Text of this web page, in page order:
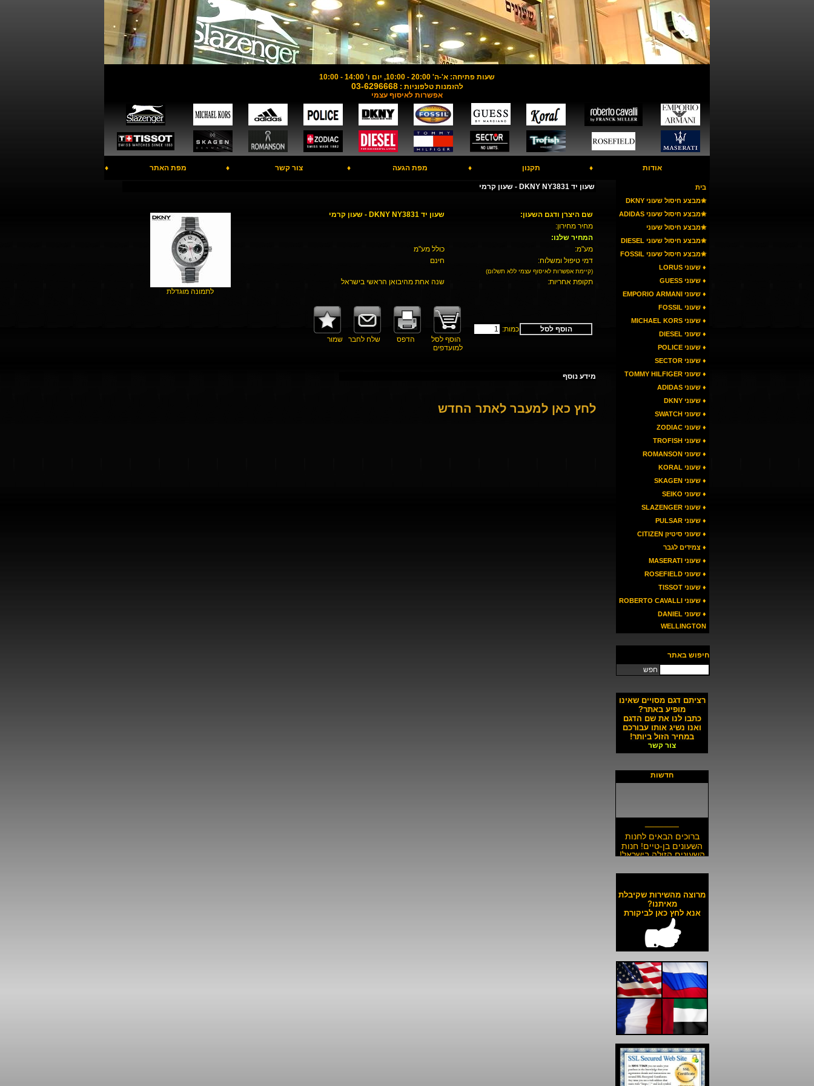
שעות פתיחה: א'-ה' 20:00 - 10:00, יום ו' 14:00 - 10:00
להזמנות טלפוניות :03-6296668
אפשרות לאיסוף עצמי
אודות ♦ תקנון ♦ מפת הגעה ♦ צור קשר ♦ מפת האתר ♦
בית
✬מבצע חיסול שעוני DKNY
✬מבצע חיסול שעוני ADIDAS
✬מבצע חיסול שעוני
ARMANI
✬מבצע חיסול שעוני DIESEL
✬מבצע חיסול שעוני FOSSIL
♦ שעוני LORUS
♦ שעוני GUESS
♦ שעוני EMPORIO ARMANI
♦ שעוני FOSSIL
♦ שעוני MICHAEL KORS
♦ שעוני DIESEL
♦ שעוני POLICE
♦ שעוני SECTOR
♦ שעוני TOMMY HILFIGER
♦ שעוני ADIDAS
♦ שעוני DKNY
♦ שעוני SWATCH
♦ שעוני ZODIAC
♦ שעוני TROFISH
♦ שעוני ROMANSON
♦ שעוני KORAL
♦ שעוני SKAGEN
♦ שעוני SEIKO
♦ שעוני SLAZENGER
♦ שעוני PULSAR
♦ שעוני סיטיזן CITIZEN
♦ צמידים לגבר
♦ שעוני MASERATI
♦ שעוני ROSEFIELD
♦ שעוני TISSOT
♦ שעוני ROBERTO CAVALLI
♦ שעוני DANIEL
WELLINGTON
חיפוש באתר
חפש
רציתם דגם מסויים שאינו
מופיע באתר?
כתבו לנו את שם הדגם
ואנו נשיג אותו עבורכם
במחיר הזול ביותר!
צור קשר
חדשות
_______
ברוכים הבאים לחנות
השעונים בן-טיים! חנות
השעונים הזולה בישראל!
משלוח חינם לכל השעונים
__________________
כל השעונים באתר עד 6
תשלומים ללא ריבית!
__________________
האתר מאובטח בהצפנת
מרוצה מהשירות שקיבלת
מאיתנו?
אנא לחץ כאן לביקורת
שעון יד DKNY NY3831 - שעון קרמי
שם היצרן ודגם השעון:
שעון יד DKNY NY3831 - שעון קרמי
מחיר מחירון:
המחיר שלנו:
מע"מ:
כולל מע"מ
דמי טיפול ומשלוח:
חינם
(קיימת אפשרות לאיסוף עצמי ללא תשלום)
תקופת אחריות: שנה אחת מהיבואן הראשי בישראל
הוסף לסל
כמות:
הוסף לסל
הדפס שלח לחבר שמור
למועדפים
לתמונה מוגדלת
מידע נוסף
לחץ כאן למעבר לאתר החדש